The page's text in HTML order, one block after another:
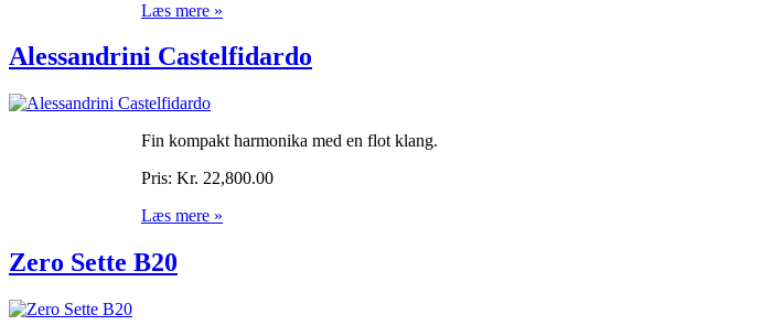
Læs mere »
Alessandrini Castelfidardo
Fin kompakt harmonika med en flot klang.
Pris: Kr. 22,800.00
Læs mere »
Zero Sette B20